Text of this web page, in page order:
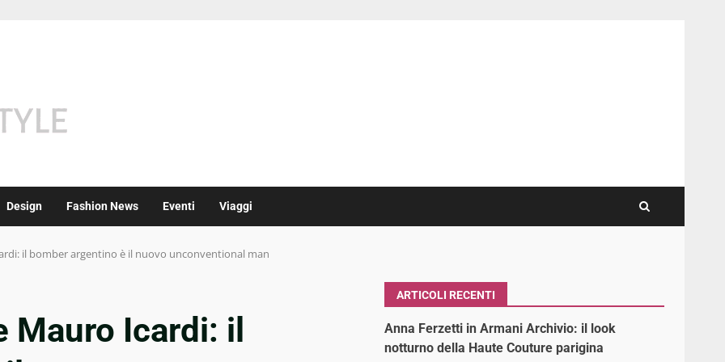
Design Fashion News Eventi Viaggi
il bomber argentino è il nuovo unconventional man
Icardi: il
ARTICOLI RECENTI
Anna Ferzetti in Armani Archivio: il look
notturno della Haute Couture parigina